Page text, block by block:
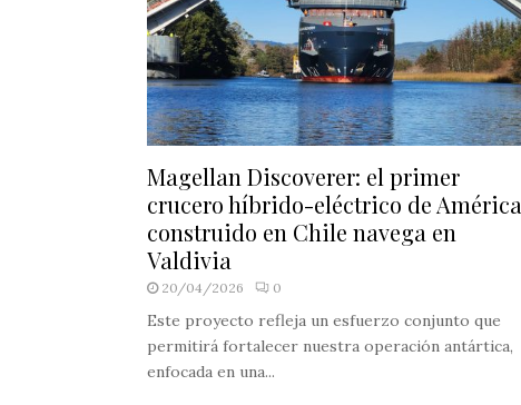
Magellan Discoverer: el primer
crucero híbrido-eléctrico de América
construido en Chile navega en
Valdivia
20/04/2026 0
Este proyecto refleja un esfuerzo conjunto que
permitirá fortalecer nuestra operación antártica,
enfocada en una...